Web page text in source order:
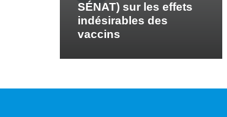
SÉNAT) sur les effets
indésirables des
vaccins